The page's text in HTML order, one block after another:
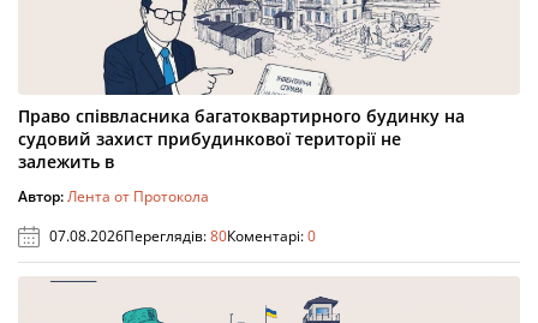
Право співвласника багатоквартирного будинку на
судовий захист прибудинкової території не
залежить в
Автор:Лента от Протокола
07.08.2026Переглядів:80Коментарі:0